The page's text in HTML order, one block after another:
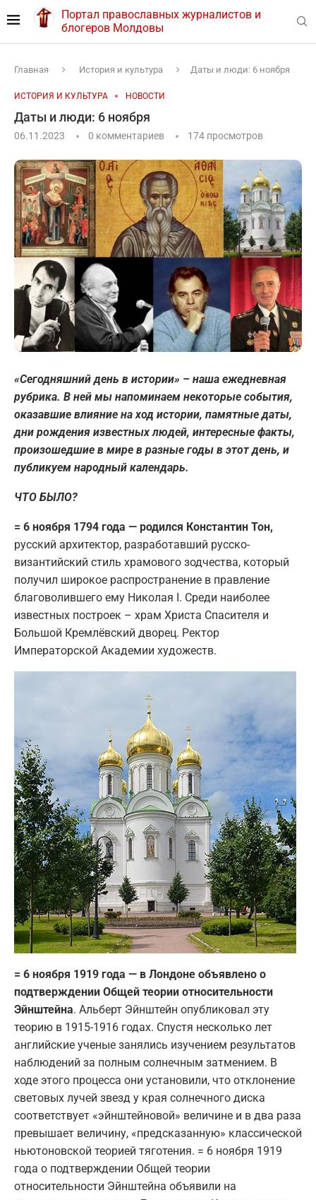
Портал православных журналистов и
блогеров Молдовы
Главная История и культура Даты и люди: 6 ноября
ИСТОРИЯ И КУЛЬТУРА НОВОСТИ
Даты и люди: 6 ноября
06.11.2023 0 комментариев 174 просмотров
«Сегодняшний день в истории» – наша ежедневная
рубрика. В ней мы напоминаем некоторые события,
оказавшие влияние на ход истории, памятные даты,
дни рождения известных людей, интересные факты,
произошедшие в мире в разные годы в этот день, и
публикуем народный календарь.
ЧТО БЫЛО?
= 6 ноября 1794 года — родился Константин Тон,
русский архитектор, разработавший русско-
византийский стиль храмового зодчества, который
получил широкое распространение в правление
благоволившего ему Николая I. Среди наиболее
известных построек – храм Христа Спасителя и
Большой Кремлёвский дворец. Ректор
Императорской Академии художеств.
= 6 ноября 1919 года — в Лондоне объявлено о
подтверждении Общей теории относительности
Эйнштейна. Альберт Эйнштейн опубликовал эту
теорию в 1915-1916 годах. Спустя несколько лет
английские ученые занялись изучением результатов
наблюдений за полным солнечным затмением. В
ходе этого процесса они установили, что отклонение
световых лучей звезд у края солнечного диска
соответствует «эйнштейновой» величине и в два раза
превышает величину, «предсказанную» классической
ньютоновской теорией тяготения. = 6 ноября 1919
года о подтверждении Общей теории
относительности Эйнштейна объявили на